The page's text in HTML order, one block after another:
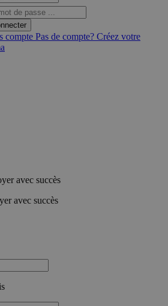
Pas de compte? Créez votre
avec succès
avec succès